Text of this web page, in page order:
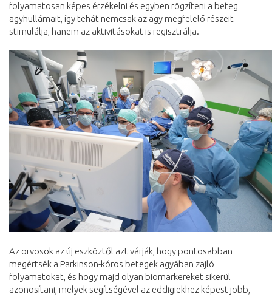
folyamatosan képes érzékelni és egyben rögzíteni a beteg
agyhullámait, így tehát nemcsak az agy megfelelő részeit
stimulálja, hanem az aktivitásokat is regisztrálja.
Az orvosok az új eszköztől azt várják, hogy pontosabban
megértsék a Parkinson-kóros betegek agyában zajló
folyamatokat, és hogy majd olyan biomarkereket sikerül
azonosítani, melyek segítségével az eddigiekhez képest jobb,